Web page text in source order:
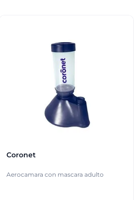
Coronet
Aerocamara con mascara adulto